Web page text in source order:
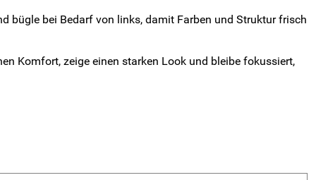
bügle bei Bedarf von links, damit Farben und Struktur frisch
Komfort, zeige einen starken Look und bleibe fokussiert,